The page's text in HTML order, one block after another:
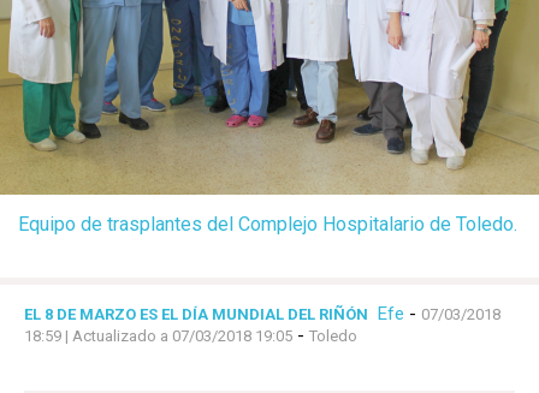
Equipo de trasplantes del Complejo Hospitalario de Toledo.
EL 8 DE MARZO ES EL DÍA MUNDIAL DEL RIÑÓN Efe - 07/03/2018
18:59 | Actualizado a 07/03/2018 19:05 - Toledo